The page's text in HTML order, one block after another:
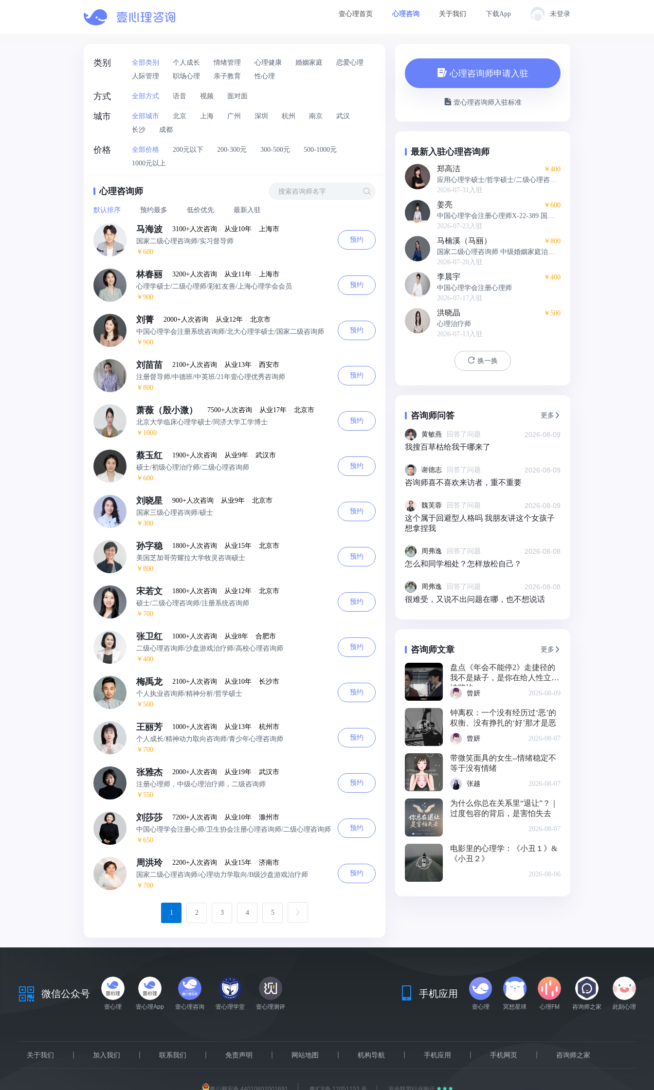
壹心理首页 心理咨询 关于我们 下载App 未登录
类别 全部类别 个人成长 情绪管理 心理健康 婚姻家庭
恋爱心理
人际管理
职场心理 亲子教育 性心理
方式 全部方式 语音 视频 面对面
城市 全部城市 北京 上海 广州 深圳 杭州 南京
武汉
长沙
成都
价格 全部价格 200元以下 200-300元 300-500元
500-1000元
1000元以上
心理咨询师
默认排序 预约最多 低价优先 最新入驻
马海波 3100+人次咨询 · 从业10年 · 上海市
国家二级心理咨询师/实习督导师
￥600
预约
林春丽 3200+人次咨询 · 从业11年 · 上海市
心理学硕士/二级心理师/彩虹友善/上海心理学会会员
￥900
预约
刘菁 2000+人次咨询 · 从业12年 · 北京市
中国心理学会注册系统咨询师/北大心理学硕士/国家二级咨询师
￥900
预约
刘苗苗 2100+人次咨询 · 从业13年 · 西安市
注册督导师/中德班/中英班/21年壹心理优秀咨询师
￥800
预约
萧薇（殷小溦） 7500+人次咨询 · 从业17年 · 北京市
北京大学临床心理学硕士/同济大学工学博士
￥1000
预约
蔡玉红 1900+人次咨询 · 从业9年 · 武汉市
硕士/初级心理治疗师/二级心理咨询师
￥600
预约
刘晓星 900+人次咨询 · 从业9年 · 北京市
国家三级心理咨询师/硕士
￥300
预约
孙字稳 1800+人次咨询 · 从业15年 · 北京市
美国芝加哥劳耀拉大学牧灵咨询硕士
￥800
预约
宋若文 1800+人次咨询 · 从业12年 · 北京市
硕士/二级心理咨询师/注册系统咨询师
￥700
预约
张卫红 1000+人次咨询 · 从业8年 · 合肥市
二级心理咨询师/沙盘游戏治疗师/高校心理咨询师
￥400
预约
梅禹龙 2100+人次咨询 · 从业10年 · 长沙市
个人执业咨询师/精神分析/哲学硕士
￥500
预约
王丽芳 1000+人次咨询 · 从业13年 · 杭州市
个人成长/精神动力取向咨询师/青少年心理咨询师
￥700
预约
张雅杰 2000+人次咨询 · 从业19年 · 武汉市
注册心理师，中级心理治疗师，二级咨询师
￥550
预约
刘莎莎 7200+人次咨询 · 从业10年 · 滁州市
中国心理学会注册心师/卫生协会注册心理咨询师/二级心理咨询师
￥650
预约
周洪玲 2200+人次咨询 · 从业15年 · 济南市
国家二级心理咨询师/心理动力学取向/B级沙盘游戏治疗师
￥700
预约
1 2 3 4 5
心理咨询师申请入驻
壹心理咨询师入驻标准
最新入驻心理咨询师
郑高洁
￥400
应用心理学硕士/哲学硕士/二级心理咨询
师/家庭教育指导师
2026-07-31入驻
姜亮
￥600
中国心理学会注册心理师X-22-389 国家
二级心理咨询师
2026-07-23入驻
马楠溪（马丽）
￥800
国家二级心理咨询师 中级婚姻家庭治疗
师 动力学咨询师
2026-07-20入驻
李晨宇
￥400
中国心理学会注册心理师
2026-07-17入驻
洪晓晶
￥500
心理治疗师
2026-07-13入驻
换一换
咨询师问答 更多
黄敏燕 回答了问题 2026-08-09
我搜百草枯给我干哪来了
谢德志 回答了问题 2026-08-09
咨询师喜不喜欢来访者，重不重要
魏芙蓉 回答了问题 2026-08-09
这个属于回避型人格吗 我朋友讲这个女孩子
想拿捏我
周弗逸 回答了问题 2026-08-08
怎么和同学相处？怎样放松自己？
周弗逸 回答了问题 2026-08-08
很难受，又说不出问题在哪，也不想说话
咨询师文章 更多
盘点《年会不能停2》走捷径的
我不是婊子，是你在给人性立贞
洁牌坊
曾妍 2026-08-09
钟离权：一个没有经历过‘恶’的
权衡、没有挣扎的‘好’那才是恶
曾妍 2026-08-07
带微笑面具的女生--情绪稳定不
等于没有情绪
张越 2026-08-07
为什么你总在关系里“退让”？｜
过度包容的背后，是害怕失去
2026-08-07
电影里的心理学：《小丑１》&
《小丑２》
2026-08-06
微信公众号
壹心理 壹心理App 壹心理咨询 壹心理学堂 壹心理测评
手机应用
壹心理 冥想星球 心理FM 咨询师之家 此刻心理
关于我们 加入我们 联系我们 免责声明 网站地图 机构导航 手机应用 手机网页 咨询师之家